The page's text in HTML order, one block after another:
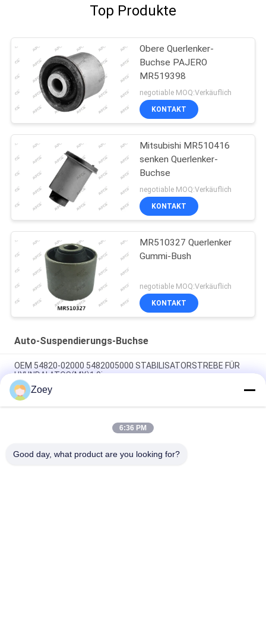
Top Produkte
Obere Querlenker-
Buchse PAJERO
MR519398
negotiable MOQ:Verkäuflich
KONTAKT
Mitsubishi MR510416
senken Querlenker-
Buchse
negotiable MOQ:Verkäuflich
KONTAKT
MR510327 Querlenker
Gummi-Bush
negotiable MOQ:Verkäuflich
KONTAKT
Auto-Suspendierungs-Buchse
OEM 54820-02000 5482005000 STABILISATORSTREBE FÜR
HYUNDAI ATOS(MX)1.0i
OEM FL3Z3084B FL3Z3085B FL343A188A ARM BUSH für den
Ford F-150 erweitert
OEM FL3Z3050B FL3Z-3050-C KUGELGELENK FÜR FORD F-150 /
Zoey
6:36 PM
Good day, what product are you looking for?